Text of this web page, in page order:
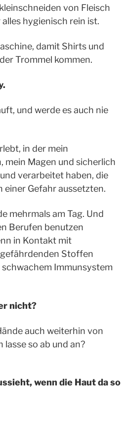
von Fleisch
hygienisch rein ist.
damit Shirts und
Trommel kommen.
und werde es auch nie
in der mein
mein Magen und sicherlich
verarbeitet haben, die
Gefahr aussetzten.
mehrmals am Tag. Und
Berufen benutzen
in Kontakt mit
Stoffen
Immunsystem
nicht?
auch weiterhin von
so ab und an?
wenn die Haut da so